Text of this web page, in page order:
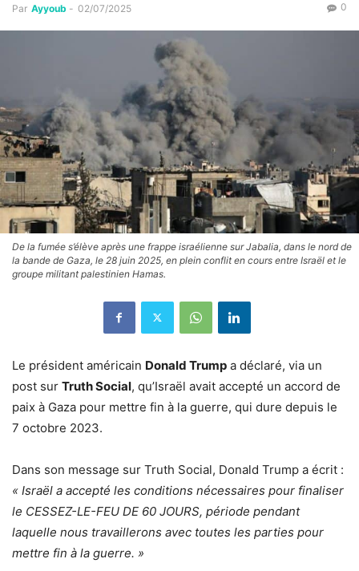
Par Ayyoub - 02/07/2025 0
De la fumée s’élève après une frappe israélienne sur Jabalia, dans le nord de
la bande de Gaza, le 28 juin 2025, en plein conflit en cours entre Israël et le
groupe militant palestinien Hamas.
Le président américain Donald Trump a déclaré, via un
post sur Truth Social, qu’Israël avait accepté un accord de
paix à Gaza pour mettre fin à la guerre, qui dure depuis le
7 octobre 2023.
Dans son message sur Truth Social, Donald Trump a écrit :
« Israël a accepté les conditions nécessaires pour finaliser
le CESSEZ-LE-FEU DE 60 JOURS, période pendant
laquelle nous travaillerons avec toutes les parties pour
mettre fin à la guerre. »